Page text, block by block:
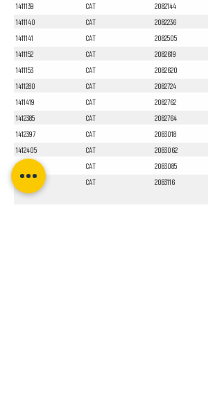
1411139 CAT
2082144
1411140
CAT
2082236
1411141
CAT
2082505
1411152
CAT
2082619
1411153
CAT
2082620
1411280
CAT
2082724
1411419
CAT
2082762
1412385
CAT
2082764
1412397
CAT
2083018
1412405
CAT
2083062
1412551
CAT
2083085
CAT 2083116